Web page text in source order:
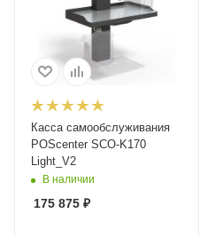
Касса самообслуживания
POScenter SCO-K170
Light_V2
В наличии
175 875 ₽